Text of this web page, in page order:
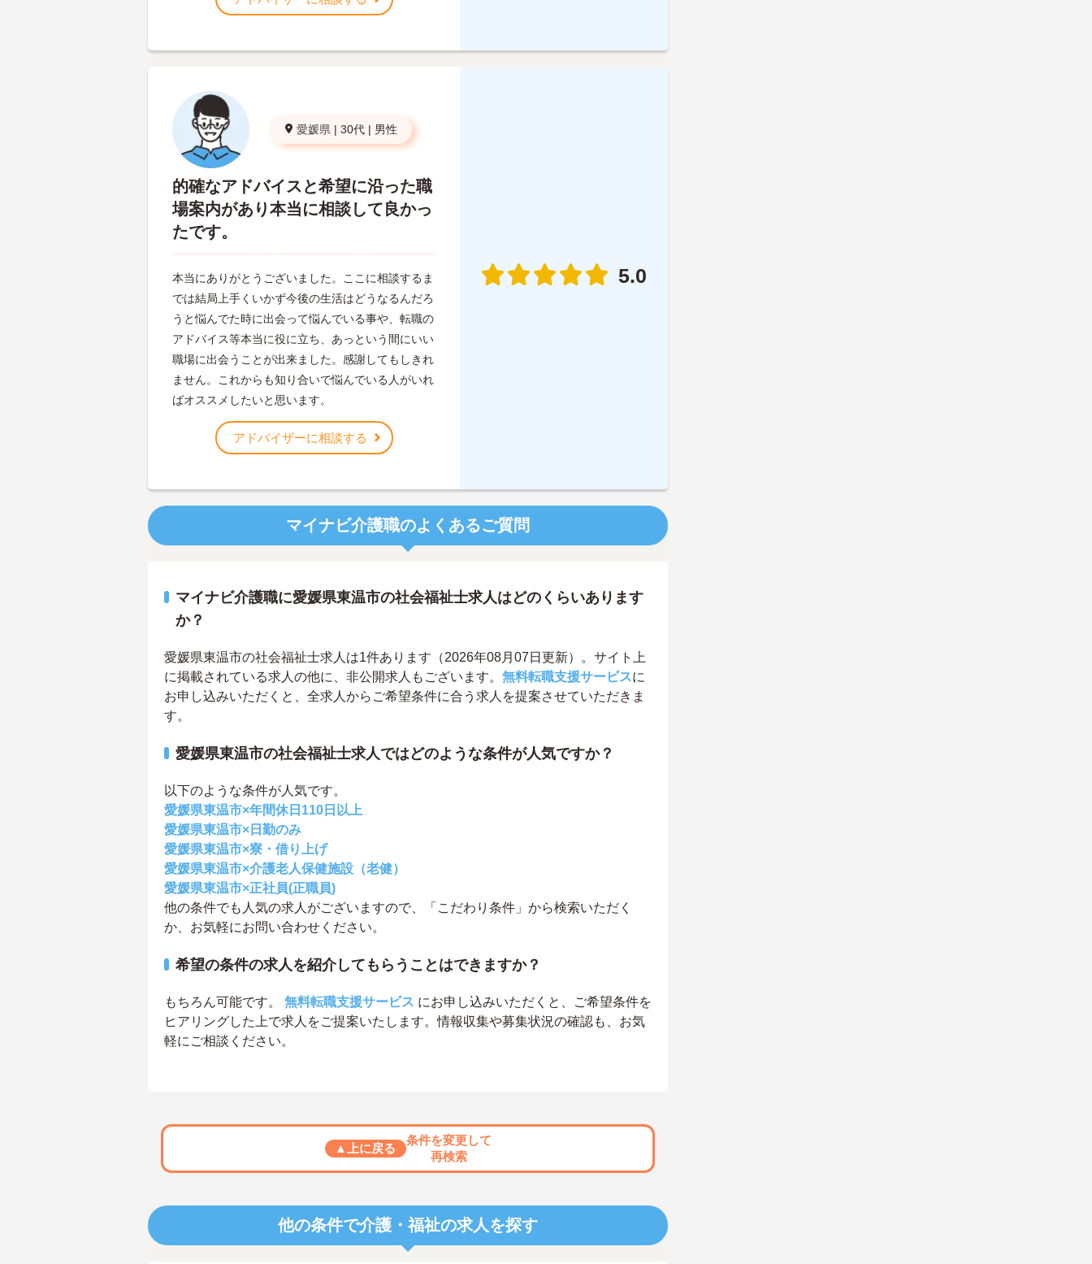
愛媛県 | 30代 | 男性
的確なアドバイスと希望に沿った職
場案内があり本当に相談して良かっ
たです。
本当にありがとうございました。ここに相談するま
では結局上手くいかず今後の生活はどうなるんだろ
うと悩んでた時に出会って悩んでいる事や、転職の
アドバイス等本当に役に立ち、あっという間にいい
職場に出会うことが出来ました。感謝してもしきれ
ません。これからも知り合いで悩んでいる人がいれ
ばオススメしたいと思います。
アドバイザーに相談する
5.0
マイナビ介護職のよくあるご質問
マイナビ介護職に愛媛県東温市の社会福祉士求人はどのくらいあります
か？
愛媛県東温市の社会福祉士求人は1件あります（2026年08月07日更新）。サイト上
に掲載されている求人の他に、非公開求人もございます。 無料転職支援サービスに
お申し込みいただくと、全求人からご希望条件に合う求人を提案させていただきま
す。
愛媛県東温市の社会福祉士求人ではどのような条件が人気ですか？
以下のような条件が人気です。
愛媛県東温市×年間休日110日以上
愛媛県東温市×日勤のみ
愛媛県東温市×寮・借り上げ
愛媛県東温市×介護老人保健施設（老健）
愛媛県東温市×正社員(正職員)
他の条件でも人気の求人がございますので、「こだわり条件」から検索いただく
か、お気軽にお問い合わせください。
希望の条件の求人を紹介してもらうことはできますか？
もちろん可能です。 無料転職支援サービス にお申し込みいただくと、ご希望条件を
ヒアリングした上で求人をご提案いたします。情報収集や募集状況の確認も、お気
軽にご相談ください。
▲上に戻る
条件を変更して
再検索
他の条件で介護・福祉の求人を探す